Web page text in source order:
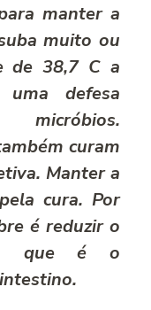
manter a
muito ou
de 38,7 C a
defesa
curam
Manter a
cura. Por
é reduzir o
que é o